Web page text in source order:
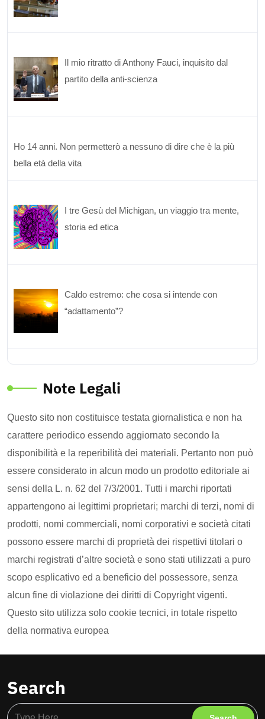
Il mio ritratto di Anthony Fauci, inquisito dal
partito della anti-scienza
Ho 14 anni. Non permetterò a nessuno di dire che è la più
bella età della vita
I tre Gesù del Michigan, un viaggio tra mente,
storia ed etica
Caldo estremo: che cosa si intende con
“adattamento”?
Note Legali
Questo sito non costituisce testata giornalistica e non ha
carattere periodico essendo aggiornato secondo la
disponibilità e la reperibilità dei materiali. Pertanto non può
essere considerato in alcun modo un prodotto editoriale ai
sensi della L. n. 62 del 7/3/2001. Tutti i marchi riportati
appartengono ai legittimi proprietari; marchi di terzi, nomi di
prodotti, nomi commerciali, nomi corporativi e società citati
possono essere marchi di proprietà dei rispettivi titolari o
marchi registrati d’altre società e sono stati utilizzati a puro
scopo esplicativo ed a beneficio del possessore, senza
alcun fine di violazione dei diritti di Copyright vigenti.
Questo sito utilizza solo cookie tecnici, in totale rispetto
della normativa europea
Search